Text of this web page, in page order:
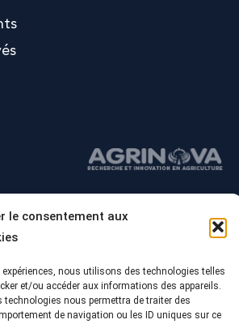
le consentement aux
nous utilisons des technologies telles
et/ou accéder aux informations des appareils.
technologies nous permettra de traiter des
de navigation ou les ID uniques sur ce